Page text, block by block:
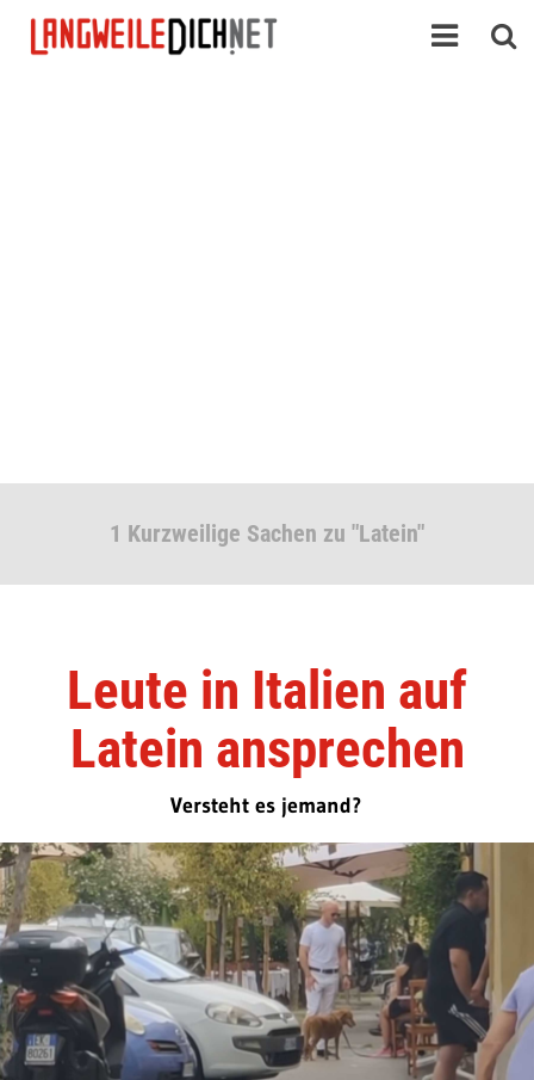
1 Kurzweilige Sachen zu "Latein"
Leute in Italien auf
Latein ansprechen
Versteht es jemand?